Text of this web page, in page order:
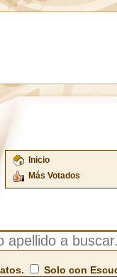
Inicio
Más Votados
Solo con